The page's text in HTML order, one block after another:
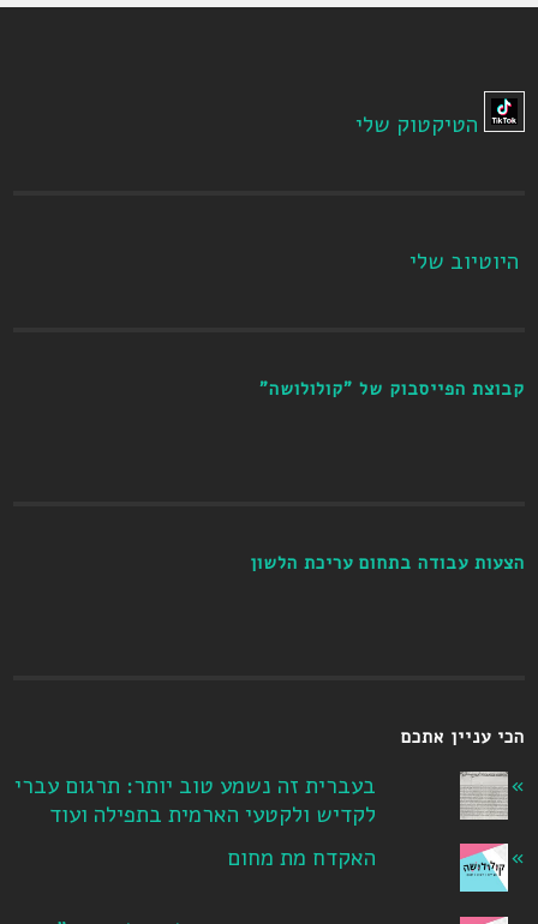
הטיקטוק שלי
היוטיוב שלי
קבוצת הפייסבוק של "קולולושה"
הצעות עבודה בתחום עריכת הלשון
הכי עניין אתכם
בעברית זה נשמע טוב יותר: תרגום עברי
לקדיש ולקטעי הארמית בתפילה ועוד
האקדח מת מחום